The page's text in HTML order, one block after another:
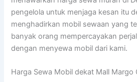
pengelola untuk menjaga kesan itu
menghadirkan mobil sewaan yang
banyak orang mempercayakan
dengan menyewa mobil dari kami.
Harga Sewa Mobil dekat Mall Margo